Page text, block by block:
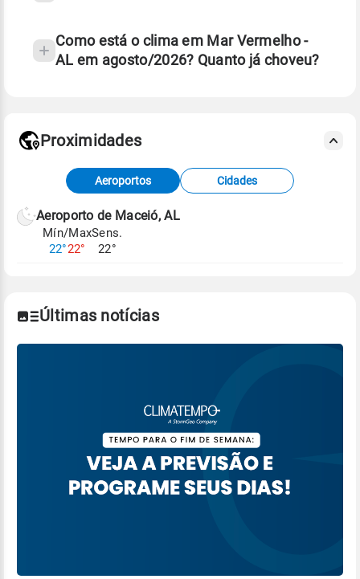
Como está o clima em Mar Vermelho -
AL em agosto/2026? Quanto já choveu?
Fonte: dados combinados de estações
meteorológicas e satélite do Centro de Previsão
de Tempo e Estudos Climáticos (CPTEC).
Para obter mais informações sobre os dados
Proximidades
Aeroportos Cidades
Aeroporto de Maceió, AL
Mín/Max
22°22°
Sens.
22°
Últimas notícias